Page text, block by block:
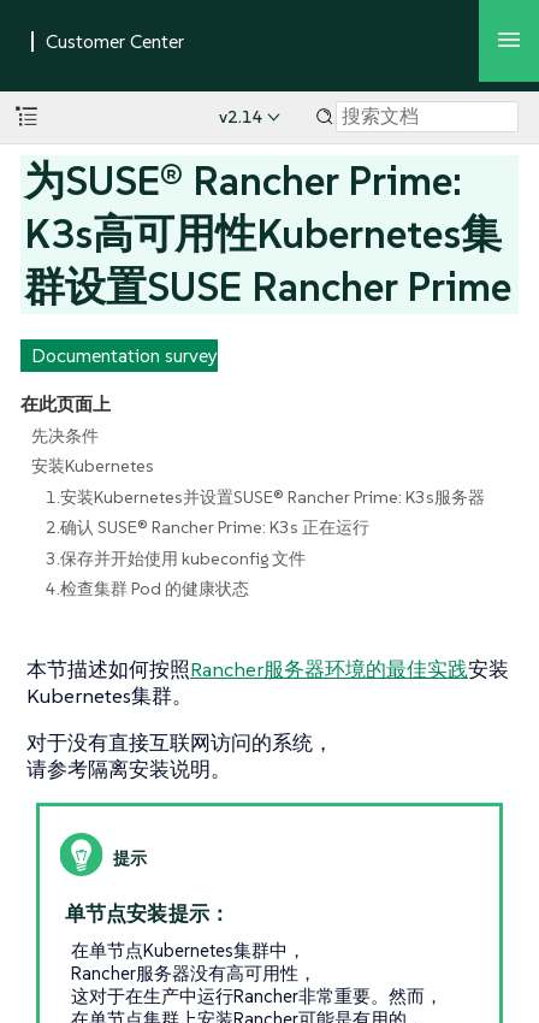
v2.14
为SUSE® Rancher Prime:
K3s高可用性Kubernetes集
群设置SUSE Rancher Prime
Documentation survey
在此页面上
先决条件
安装Kubernetes
1.安装Kubernetes并设置SUSE® Rancher Prime: K3s服务器
2.确认 SUSE® Rancher Prime: K3s 正在运行
3.保存并开始使用 kubeconfig 文件
4.检查集群 Pod 的健康状态
本节描述如何按照Rancher服务器环境的最佳实践安装
Kubernetes集群。
对于没有直接互联网访问的系统，
请参考隔离安装说明。
单节点安装提示：
在单节点Kubernetes集群中，
Rancher服务器没有高可用性，
这对于在生产中运行Rancher非常重要。然而，